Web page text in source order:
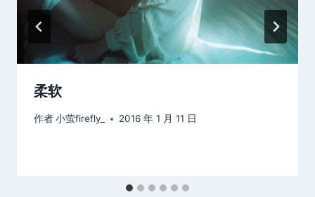
柔软
作者小萤firefly_ 2016 年 1 月 11 日